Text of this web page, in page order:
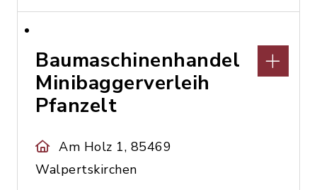
Baumaschinenhandel
Minibaggerverleih
Pfanzelt
Am Holz 1, 85469
Walpertskirchen